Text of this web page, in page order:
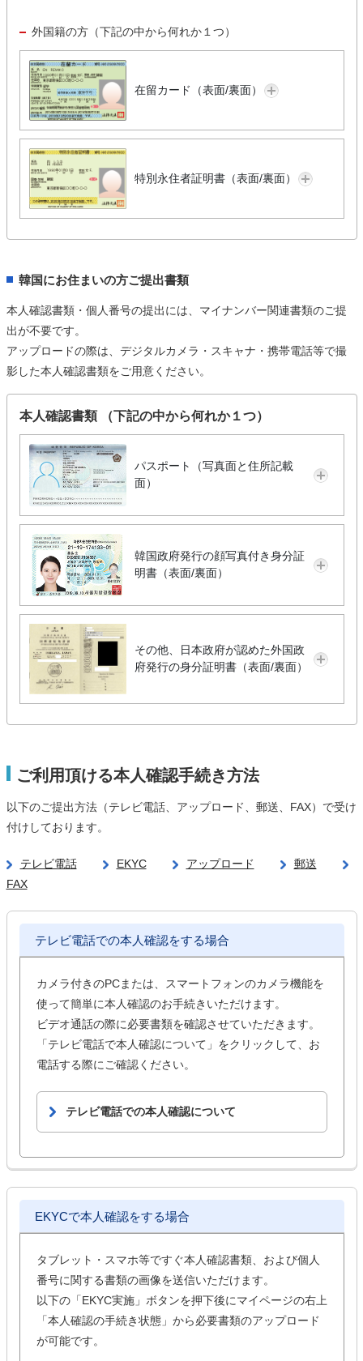
外国籍の方（下記の中から何れか１つ）
在留カード（表面/裏面）
特別永住者証明書（表面/裏面）
韓国にお住まいの方ご提出書類
本人確認書類・個人番号の提出には、マイナンバー関連書類のご提
出が不要です。
アップロードの際は、デジタルカメラ・スキャナ・携帯電話等で撮
影した本人確認書類をご用意ください。
本人確認書類 （下記の中から何れか１つ）
パスポート（写真面と住所記載
面）
韓国政府発行の顔写真付き身分証
明書（表面/裏面）
その他、日本政府が認めた外国政
府発行の身分証明書（表面/裏面）
ご利用頂ける本人確認手続き方法
以下のご提出方法（テレビ電話、アップロード、郵送、FAX）で受け
付けしております。
テレビ電話 EKYC アップロード
郵送
FAX
テレビ電話での本人確認をする場合
カメラ付きのPCまたは、スマートフォンのカメラ機能を
使って簡単に本人確認のお手続きいただけます。
ビデオ通話の際に必要書類を確認させていただきます。
「テレビ電話で本人確認について」をクリックして、お
電話する際にご確認ください。
テレビ電話での本人確認について
EKYCで本人確認をする場合
タブレット・スマホ等ですぐ本人確認書類、および個人
番号に関する書類の画像を送信いただけます。
以下の「EKYC実施」ボタンを押下後にマイページの右上
「本人確認の手続き状態」から必要書類のアップロード
が可能です。